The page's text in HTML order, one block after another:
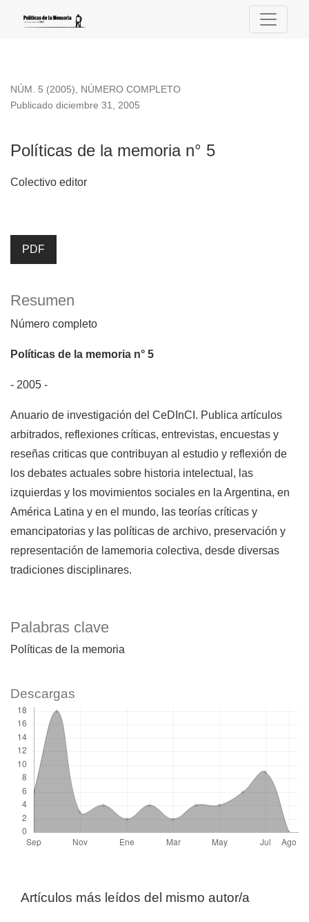
NÚM. 5 (2005), NÚMERO COMPLETO
Políticas de la memoria n° 5
Publicado diciembre 31, 2005
Colectivo editor
PDF
Palabras clave
Políticas de la memoria
Resumen
Número completo
Políticas de la memoria n° 5
- 2005 -
Anuario de investigación del CeDInCI. Publica artículos
arbitrados, reflexiones críticas, entrevistas, encuestas y
reseñas criticas que contribuyan al estudio y reflexión de
los debates actuales sobre historia intelectual, las
izquierdas y los movimientos sociales en la Argentina, en
América Latina y en el mundo, las teorías críticas y
emancipatorias y las políticas de archivo, preservación y
representación de lamemoria colectiva, desde diversas
tradiciones disciplinares.
Descargas
Artículos más leídos del mismo autor/a